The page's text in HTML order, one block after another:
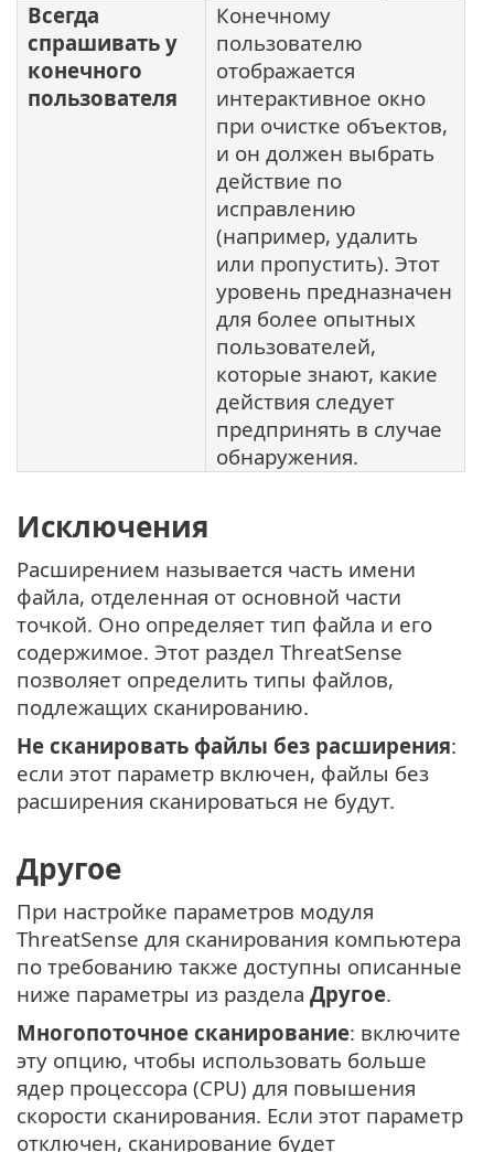
Всегда
спрашивать у
конечного
пользователя
Конечному
пользователю
отображается
интерактивное окно
при очистке объектов,
и он должен выбрать
действие по
исправлению
(например, удалить
или пропустить). Этот
уровень предназначен
для более опытных
пользователей,
которые знают, какие
действия следует
предпринять в случае
обнаружения.
Исключения
Расширением называется часть имени
файла, отделенная от основной части
точкой. Оно определяет тип файла и его
содержимое. Этот раздел ThreatSense
позволяет определить типы файлов,
подлежащих сканированию.
Не сканировать файлы без расширения:
если этот параметр включен, файлы без
расширения сканироваться не будут.
Другое
При настройке параметров модуля
ThreatSense для сканирования компьютера
по требованию также доступны описанные
ниже параметры из раздела Другое.
Многопоточное сканирование: включите
эту опцию, чтобы использовать больше
ядер процессора (CPU) для повышения
скорости сканирования. Если этот параметр
отключен, сканирование будет